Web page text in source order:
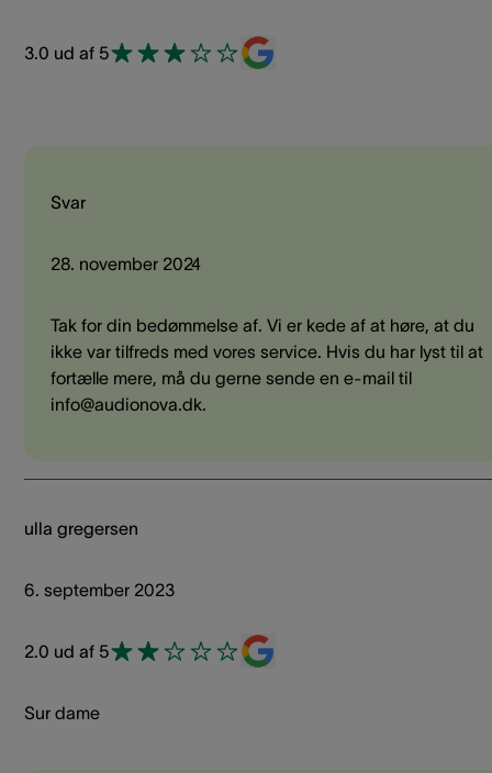
3.0 ud af 5
Svar
28. november 2024
Tak for din bedømmelse af. Vi er kede af at høre, at du
ikke var tilfreds med vores service. Hvis du har lyst til at
fortælle mere, må du gerne sende en e-mail til
info@audionova.dk.
ulla gregersen
6. september 2023
2.0 ud af 5
Sur dame